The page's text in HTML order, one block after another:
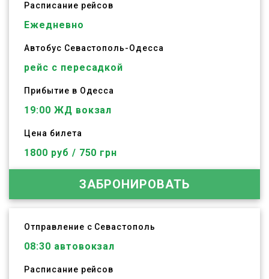
Расписание рейсов
Ежедневно
Автобус Севастополь-Одесса
рейс с пересадкой
Прибытие в Одесса
19:00 ЖД вокзал
Цена билета
1800 руб / 750 грн
ЗАБРОНИРОВАТЬ
Отправление с Севастополь
08:30 автовокзал
Расписание рейсов